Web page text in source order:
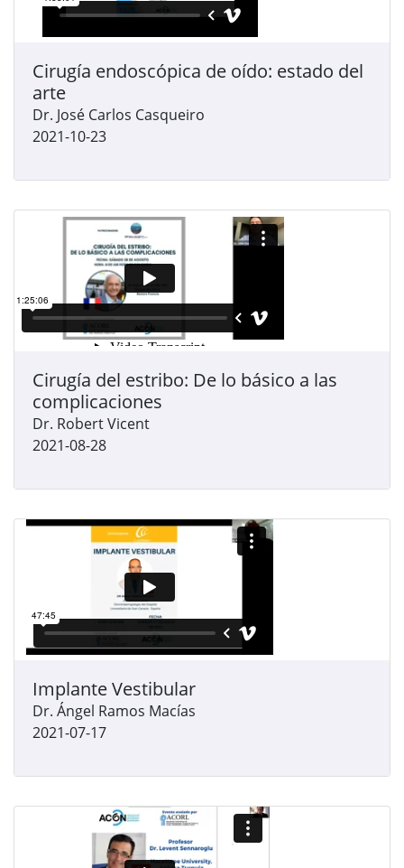
Cirugía endoscópica de oído: estado del
arte
Dr. José Carlos Casqueiro
2021-10-23
Cirugía del estribo: De lo básico a las
complicaciones
Dr. Robert Vicent
2021-08-28
Implante Vestibular
Dr. Ángel Ramos Macías
2021-07-17